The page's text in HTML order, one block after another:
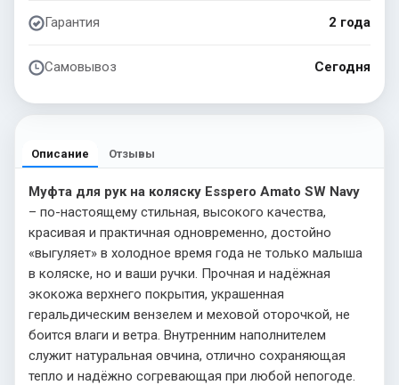
Гарантия 2 года
Самовывоз Сегодня
Описание Отзывы
Муфта для рук на коляску Esspero Amato SW Navy
– по-настоящему стильная, высокого качества,
красивая и практичная одновременно, достойно
«выгуляет» в холодное время года не только малыша
в коляске, но и ваши ручки. Прочная и надёжная
экокожа верхнего покрытия, украшенная
геральдическим вензелем и меховой оторочкой, не
боится влаги и ветра. Внутренним наполнителем
служит натуральная овчина, отлично сохраняющая
тепло и надёжно согревающая при любой непогоде.